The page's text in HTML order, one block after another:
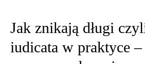
Obrona w sądzie
Reprezentacja procesowa
Jak znikają długi
iudicata w praktyce –